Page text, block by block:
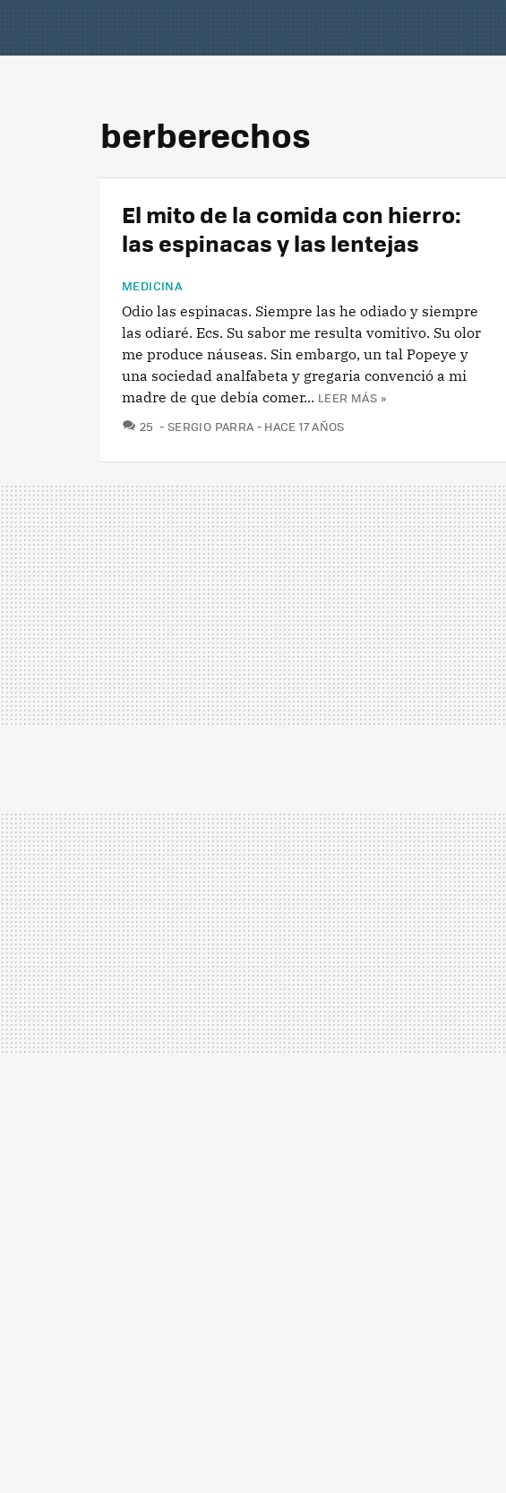
berberechos
El mito de la comida con hierro:
las espinacas y las lentejas
MEDICINA
Odio las espinacas. Siempre las he odiado y siempre
las odiaré. Ecs. Su sabor me resulta vomitivo. Su olor
me produce náuseas. Sin embargo, un tal Popeye y
una sociedad analfabeta y gregaria convenció a mi
madre de que debía comer... LEER MÁS »
25 COMENTARIOS
SERGIO PARRA HACE 17 AÑOS